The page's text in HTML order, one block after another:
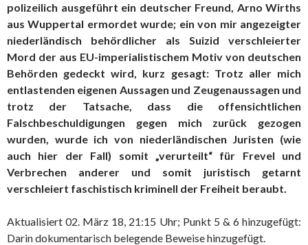
polizeilich ausgeführt ein deutscher Freund, Arno Wirths
aus Wuppertal ermordet wurde; ein von mir angezeigter
niederländisch behördlicher als Suizid verschleierter
Mord der aus EU-imperialistischem Motiv von deutschen
Behörden gedeckt wird, kurz gesagt: Trotz aller mich
entlastenden eigenen Aussagen und Zeugenaussagen und
trotz der Tatsache, dass die offensichtlichen
Falschbeschuldigungen gegen mich zurück gezogen
wurden, wurde ich von niederländischen Juristen (wie
auch hier der Fall) somit „verurteilt“ für Frevel und
Verbrechen anderer und somit juristisch getarnt
verschleiert faschistisch kriminell der Freiheit beraubt.
Aktualisiert 02. März 18, 21:15 Uhr; Punkt 5 & 6 hinzugefügt:
Darin dokumentarisch belegende Beweise hinzugefügt.